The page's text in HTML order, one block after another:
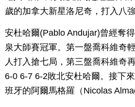
歲的加拿大新星洛尼奇，打入八強
安杜哈爾(Pablo Andujar)曾經奪
泉大師賽冠軍。第一盤喬科維奇
人打入搶七局，第三盤喬科維奇
6-0 6-7 6-2敗北安杜哈爾。接下
班牙的阿爾馬格羅（Nicolas